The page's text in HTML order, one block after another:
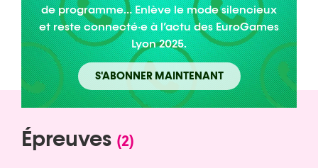
de programme… Enlève le mode silencieux
et reste connecté·e à l’actu des EuroGames
Lyon 2025.
S'ABONNER MAINTENANT
Épreuves (2)